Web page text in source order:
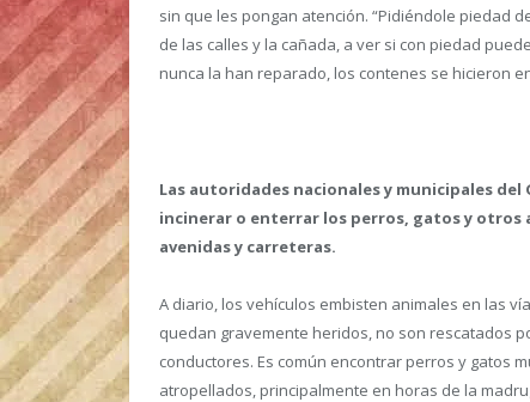
sin que les pongan atención. “Pidiéndole piedad
de las calles y la cañada, a ver si con piedad
nunca la han reparado, los contenes se hicieron
Las autoridades nacionales y municipales
incinerar o enterrar los perros, gatos y otros
avenidas y carreteras.
A diario, los vehículos embisten animales en las
quedan gravemente heridos, no son rescatados
conductores. Es común encontrar perros y gatos
atropellados, principalmente en horas de la